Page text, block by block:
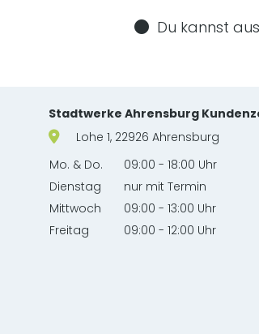
Du kannst
Stadtwerke Ahrensburg
Lohe 1, 22926 Ahrensburg
Mo. & Do.
09:00 - 18:00 Uhr
Dienstag
nur mit Termin
Mittwoch
09:00 - 13:00 Uhr
Freitag
09:00 - 12:00 Uhr